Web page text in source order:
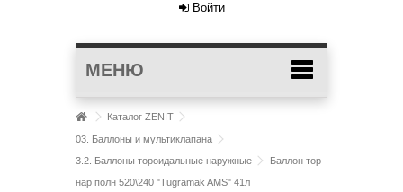
Войти
МЕНЮ
Каталог ZENIT
03. Баллоны и мультиклапана
3.2. Баллоны тороидальные наружные
Баллон тор
нар полн 520\240 "Tugramak AMS" 41л